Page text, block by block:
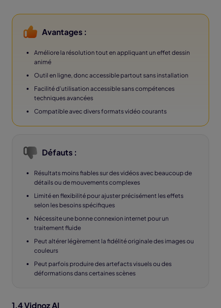
Avantages :
Améliore la résolution tout en appliquant un effet dessin
animé
Outil en ligne, donc accessible partout sans installation
Facilité d’utilisation accessible sans compétences
techniques avancées
Compatible avec divers formats vidéo courants
Défauts :
Résultats moins fiables sur des vidéos avec beaucoup de
détails ou de mouvements complexes
Limité en flexibilité pour ajuster précisément les effets
selon les besoins spécifiques
Nécessite une bonne connexion internet pour un
traitement fluide
Peut altérer légèrement la fidélité originale des images ou
couleurs
Peut parfois produire des artefacts visuels ou des
déformations dans certaines scènes
1.4 Vidnoz AI